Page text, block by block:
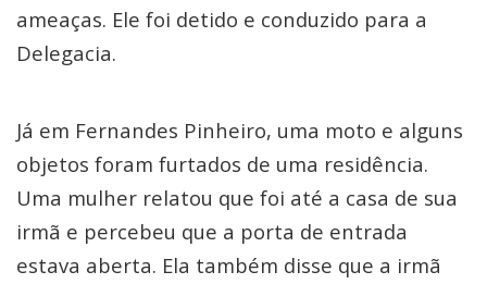
ameaças. Ele foi detido e conduzido para a
Delegacia.
Já em Fernandes Pinheiro, uma moto e alguns
objetos foram furtados de uma residência.
Uma mulher relatou que foi até a casa de sua
irmã e percebeu que a porta de entrada
estava aberta. Ela também disse que a irmã